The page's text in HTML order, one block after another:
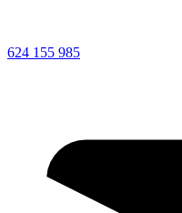
624 155 985